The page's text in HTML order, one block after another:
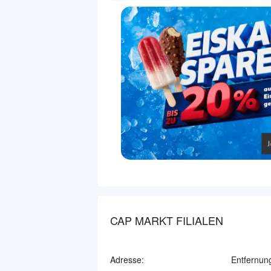
CAP MARKT FILIALEN
Adresse: